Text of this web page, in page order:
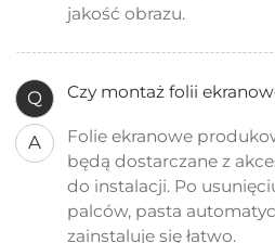
jakość obrazu.
Q Czy montaż folii
A
Folie ekranowe
będą dostarczane z
do instalacji. Po
palców, pasta
zainstaluje się łatwo.